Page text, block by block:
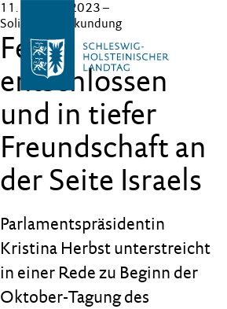
11. Oktober 2023 –
Solidaritätsbekundung
Fest,
entschlossen
und in tiefer
Freundschaft an
der Seite Israels
Parlamentspräsidentin
Kristina Herbst unterstreicht
in einer Rede zu Beginn der
Oktober-Tagung des